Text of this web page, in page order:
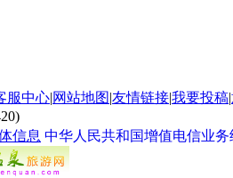
服中心|网站地图|友情链接|我要投稿|
中华人民共和国增值电信业务